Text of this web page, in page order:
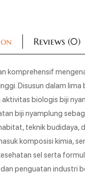
Reviews (0)
komprehensif
Disusun dalam
biologis biji
biji nyamplung
teknik budidaya,
komposisi kimia,
sel serta
penguatan industri